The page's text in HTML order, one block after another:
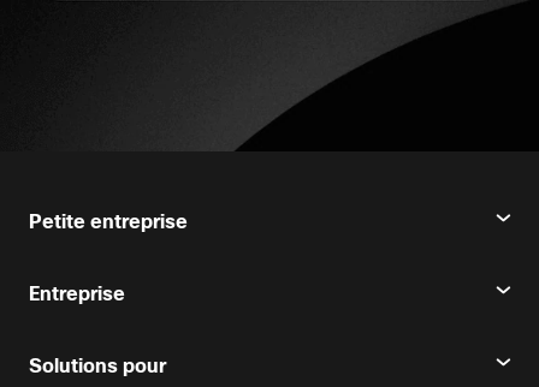
Petite entreprise
Réunions
Entreprise
Solutions pour